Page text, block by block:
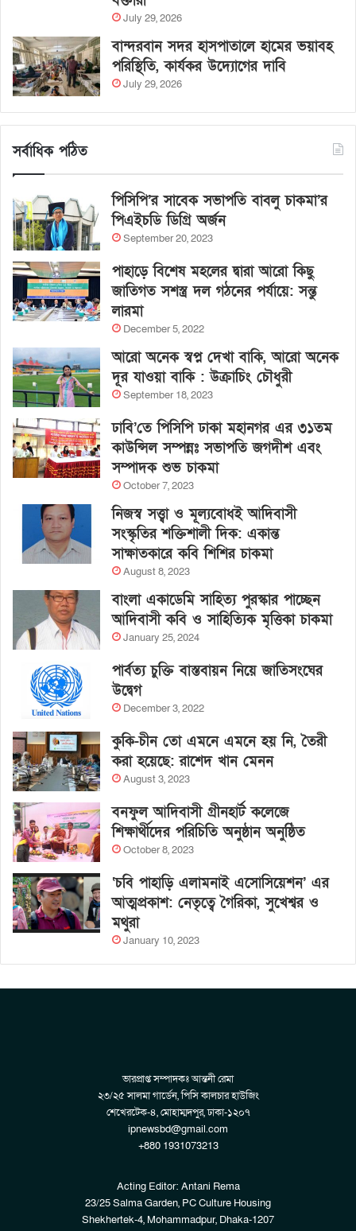
July 29, 2026
বান্দরবান সদর হাসপাতালে হামের ভয়াবহ
পরিস্থিতি, কার্যকর উদ্যোগের দাবি
July 29, 2026
সর্বাধিক পঠিত
পিসিপি’র সাবেক সভাপতি বাবলু চাকমা’র
পিএইচডি ডিগ্রি অর্জন
September 20, 2023
পাহাড়ে বিশেষ মহলের দ্বারা আরো কিছু
জাতিগত সশস্ত্র দল গঠনের পর্যায়ে: সন্তু
লারমা
December 5, 2022
আরো অনেক স্বপ্ন দেখা বাকি, আরো অনেক
দূর যাওয়া বাকি : উক্রাচিং চৌধুরী
September 18, 2023
ঢাবি’তে পিসিপি ঢাকা মহানগর এর ৩১তম
কাউন্সিল সম্পন্নঃ সভাপতি জগদীশ এবং
সম্পাদক শুভ চাকমা
October 7, 2023
নিজস্ব সত্ত্বা ও মূল্যবোধই আদিবাসী
সংস্কৃতির শক্তিশালী দিক: একান্ত
সাক্ষাতকারে কবি শিশির চাকমা
August 8, 2023
বাংলা একাডেমি সাহিত্য পুরস্কার পাচ্ছেন
আদিবাসী কবি ও সাহিত্যিক মৃত্তিকা চাকমা
January 25, 2024
পার্বত্য চুক্তি বাস্তবায়ন নিয়ে জাতিসংঘের
উদ্বেগ
December 3, 2022
কুকি-চীন তো এমনে এমনে হয় নি, তৈরী
করা হয়েছে: রাশেদ খান মেনন
August 3, 2023
বনফুল আদিবাসী গ্রীনহার্ট কলেজে
শিক্ষার্থীদের পরিচিতি অনুষ্ঠান অনুষ্ঠিত
October 8, 2023
‘চবি পাহাড়ি এলামনাই এসোসিয়েশন’ এর
আত্মপ্রকাশ: নেতৃত্বে গৈরিকা, সুখেশ্বর ও
মথুরা
January 10, 2023
ভারপ্রাপ্ত সম্পাদকঃ আন্তনী রেমা
২৩/২৫ সালমা গার্ডেন, পিসি কালচার হাউজিং
শেখেরটেক-৪, মোহাম্মদপুর, ঢাকা-১২০৭
ipnewsbd@gmail.com
+880 1931073213
Acting Editor: Antani Rema
23/25 Salma Garden, PC Culture Housing
Shekhertek-4, Mohammadpur, Dhaka-1207